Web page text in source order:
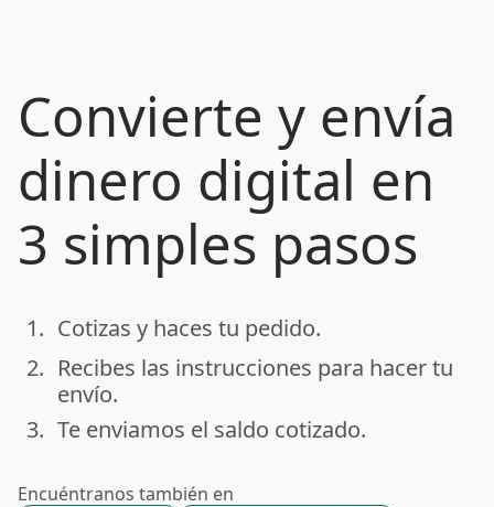
Convierte y envía
dinero digital en
3 simples pasos
done
1. Cotizas y haces tu pedido.
done
2. Recibes las instrucciones para hacer tu
envío.
done
3. Te enviamos el saldo cotizado.
Encuéntranos también en